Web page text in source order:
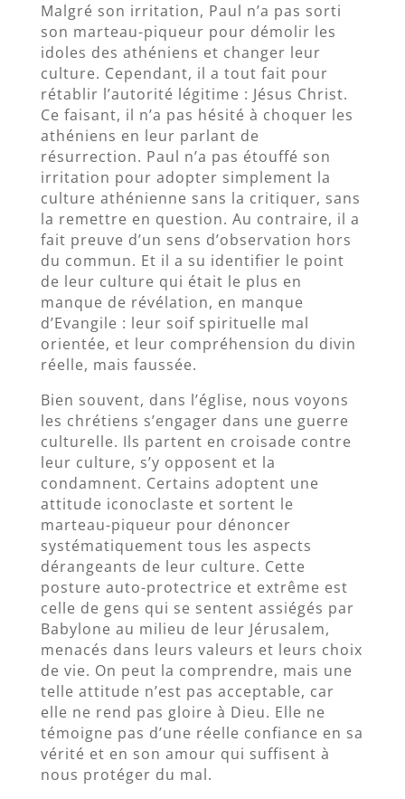
Malgré son irritation, Paul n’a pas sorti
son marteau-piqueur pour démolir les
idoles des athéniens et changer leur
culture. Cependant, il a tout fait pour
rétablir l’autorité légitime : Jésus Christ.
Ce faisant, il n’a pas hésité à choquer les
athéniens en leur parlant de
résurrection. Paul n’a pas étouffé son
irritation pour adopter simplement la
culture athénienne sans la critiquer, sans
la remettre en question. Au contraire, il a
fait preuve d’un sens d’observation hors
du commun. Et il a su identifier le point
de leur culture qui était le plus en
manque de révélation, en manque
d’Evangile : leur soif spirituelle mal
orientée, et leur compréhension du divin
réelle, mais faussée.
Bien souvent, dans l’église, nous voyons
les chrétiens s’engager dans une guerre
culturelle. Ils partent en croisade contre
leur culture, s’y opposent et la
condamnent. Certains adoptent une
attitude iconoclaste et sortent le
marteau-piqueur pour dénoncer
systématiquement tous les aspects
dérangeants de leur culture. Cette
posture auto-protectrice et extrême est
celle de gens qui se sentent assiégés par
Babylone au milieu de leur Jérusalem,
menacés dans leurs valeurs et leurs choix
de vie. On peut la comprendre, mais une
telle attitude n’est pas acceptable, car
elle ne rend pas gloire à Dieu. Elle ne
témoigne pas d’une réelle confiance en sa
vérité et en son amour qui suffisent à
nous protéger du mal.